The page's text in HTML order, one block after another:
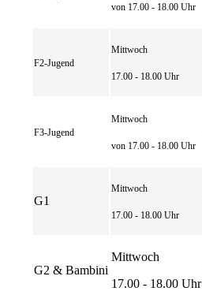
von 17.00 - 18.00 Uhr
F2-Jugend
Mittwoch
17.00 - 18.00 Uhr
F3-Jugend
Mittwoch
von 17.00 - 18.00 Uhr
G1
Mittwoch
17.00 - 18.00 Uhr
G2 & Bambini
Mittwoch
17.00 - 18.00 Uhr